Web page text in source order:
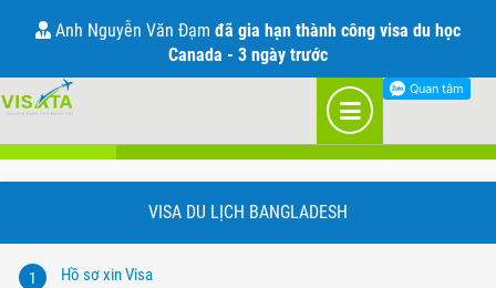
Visa đi Bangladesh
VISA DU LỊCH BANGLADESH
1 Hồ sơ xin Visa
Anh Nguyễn Văn Đạm đã gia hạn thành công visa du học
Canada - 3 ngày trước